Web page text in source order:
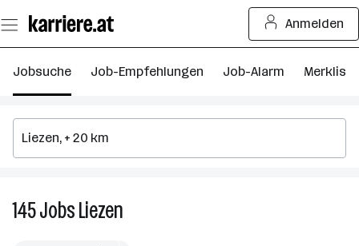
Seiteninhalt
springen
Anmelden
Jobsuche Job-Empfehlungen Job-Alarm Merkliste
145JobsLiezen